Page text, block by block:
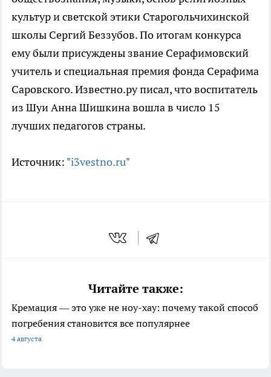
культур и светской этики Старогольчихинской
школы Сергий Беззубов. По итогам конкурса
ему были присуждены звание Серафимовский
учитель и специальная премия фонда Серафима
Саровского. Известно.ру писал, что воспитатель
из Шуи Анна Шишкина вошла в число 15
лучших педагогов страны.
Источник: "i3vestno.ru"
Читайте также:
Кремация — это уже не ноу-хау: почему такой способ
погребения становится все популярнее
4 августа